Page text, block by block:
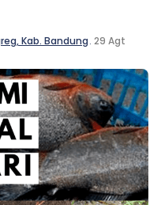
Kab. Bandung. 29 Agt